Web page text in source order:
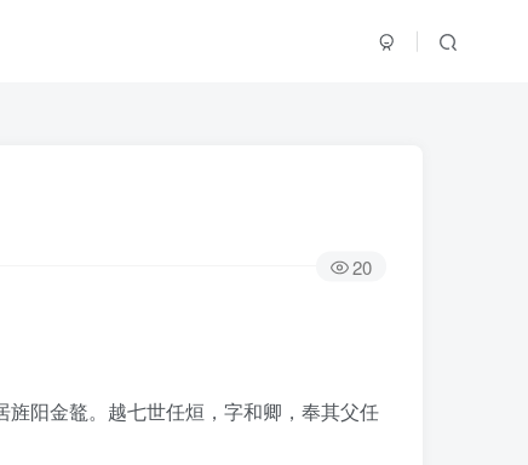
20
阳金鼇。越七世任烜，字和卿，奉其父任